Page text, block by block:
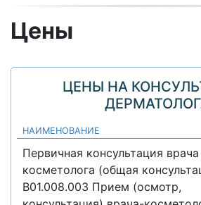
Цены
ЦЕНЫ НА
НАИМЕНОВАНИЕ
Первичная консультация врача
косметолога (общая
B01.008.003 Прием (осмотр,